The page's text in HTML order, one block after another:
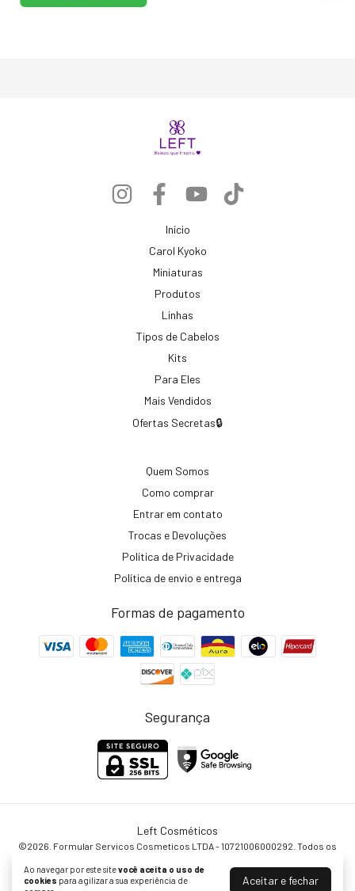
Ao navegar por este sitevocê aceita o uso de
cookies para agilizar a sua experiência de
Aceitar e fechar
Início
Carol Kyoko
Miniaturas
Produtos
Linhas
Tipos de Cabelos
Kits
Para Eles
Mais Vendidos
Ofertas Secretas🔒
Quem Somos
Como comprar
Entrar em contato
Trocas e Devoluções
Política de Privacidade
Política de envio e entrega
Formas de pagamento
Segurança
Left Cosméticos
©2026. Formular Servicos Cosmeticos LTDA - 10721006000292. Todos os